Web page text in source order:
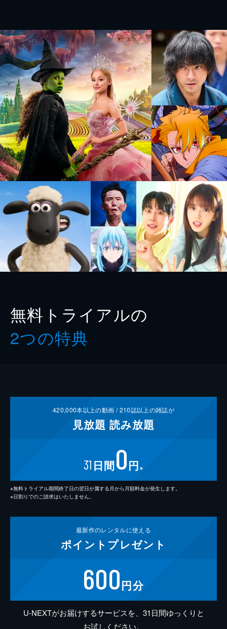
無料トライアルの
2つの特典
420,000本以上の動画 /210誌以上の雑誌が
見放題 読み放題
31 日間0円 ※
※無料トライアル期間終了日の翌日が属する月から月額料金が発生します。
※日割りでのご請求はいたしません。
最新作のレンタルに使える
ポイント プレゼント
600円分
U-NEXTがお届けするサービスを、31日間ゆっくりと
お試しください。